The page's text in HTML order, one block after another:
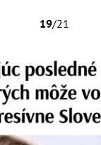
19/21